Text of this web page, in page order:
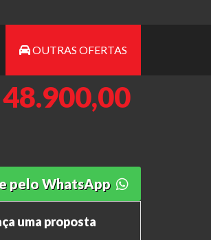
OUTRAS OFERTAS
pelo WhatsApp
uma proposta